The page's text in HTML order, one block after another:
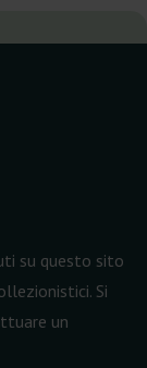
su questo sito
Si
un